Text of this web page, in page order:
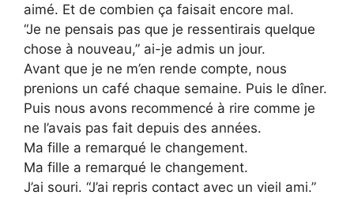
aimé. Et de combien ça faisait encore mal.
“Je ne pensais pas que je ressentirais quelque
chose à nouveau,” ai-je admis un jour.
Avant que je ne m’en rende compte, nous
prenions un café chaque semaine. Puis le dîner.
Puis nous avons recommencé à rire comme je
ne l’avais pas fait depuis des années.
Ma fille a remarqué le changement.
Ma fille a remarqué le changement.
J’ai souri. “J’ai repris contact avec un vieil ami.”